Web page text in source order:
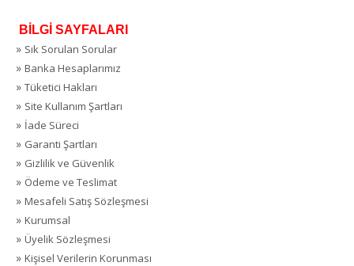
BİLGİ SAYFALARI
» Sık Sorulan Sorular
» Banka Hesaplarımız
» Tüketici Hakları
» Site Kullanım Şartları
» İade Süreci
» Garanti Şartları
» Gizlilik ve Güvenlik
» Ödeme ve Teslimat
» Mesafeli Satış Sözleşmesi
» Kurumsal
» Üyelik Sözleşmesi
» Kişisel Verilerin Korunması